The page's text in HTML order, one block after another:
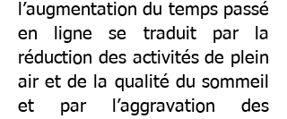
l’augmentation du temps passé
en ligne se traduit par la
réduction des activités de plein
air et de la qualité du sommeil
et par l’aggravation des